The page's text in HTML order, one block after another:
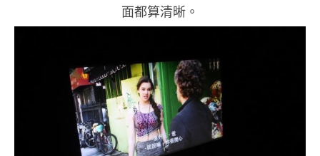
面都算清晰。